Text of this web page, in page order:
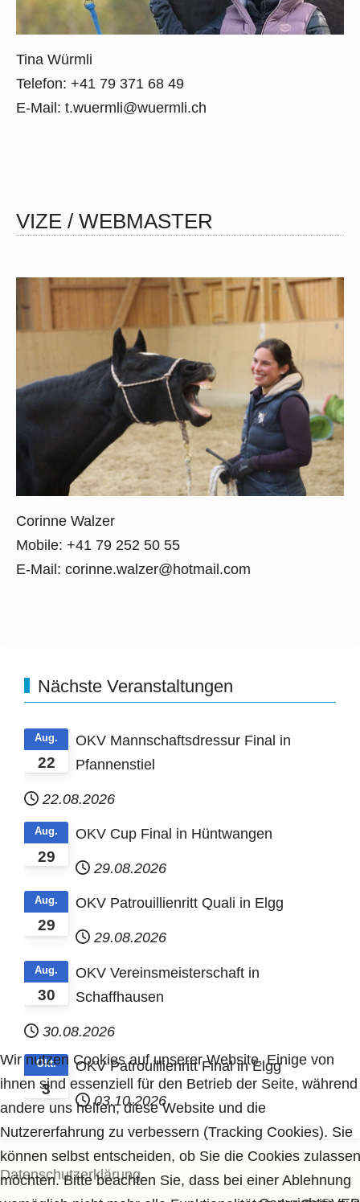
Tina Würmli
Telefon: +41 79 371 68 49
E-Mail: t.wuermli@wuermli.ch
VIZE / WEBMASTER
Corinne Walzer
Mobile: +41 79 252 50 55
E-Mail: corinne.walzer@hotmail.com
Nächste Veranstaltungen
22
Aug.
OKV Mannschaftsdressur Final in
Pfannenstiel
22.08.2026
29
Aug. OKV Cup Final in Hüntwangen
29.08.2026
29
Aug. OKV Patrouillienritt Quali in Elgg
29.08.2026
30
Aug.
OKV Vereinsmeisterschaft in
Schaffhausen
30.08.2026
3
Okt. OKV Patrouillienritt Final in Elgg
03.10.2026
Datenschutzerklärung
Wir nutzen Cookies auf unserer Website. Einige von
ihnen sind essenziell für den Betrieb der Seite, während
andere uns helfen, diese Website und die
Nutzererfahrung zu verbessern (Tracking Cookies). Sie
können selbst entscheiden, ob Sie die Cookies zulassen
möchten. Bitte beachten Sie, dass bei einer Ablehnung